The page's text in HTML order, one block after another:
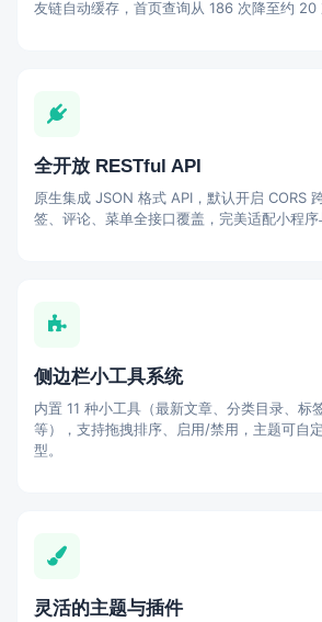
友链自动缓存，首页查询从 186 次降至约 20
全开放 RESTful API
原生集成 JSON 格式 API，默认开启 CORS
签、评论、菜单全接口覆盖，完美适配小程序
侧边栏小工具系统
内置 11 种小工具（最新文章、分类目录、标
等），支持拖拽排序、启用/禁用，主题可自
型。
灵活的主题与插件